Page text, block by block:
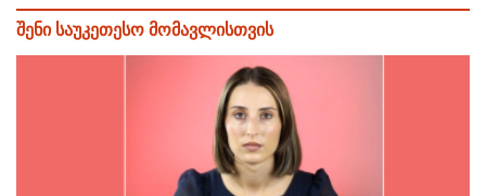
შენი საუკეთესო მომავლისთვის